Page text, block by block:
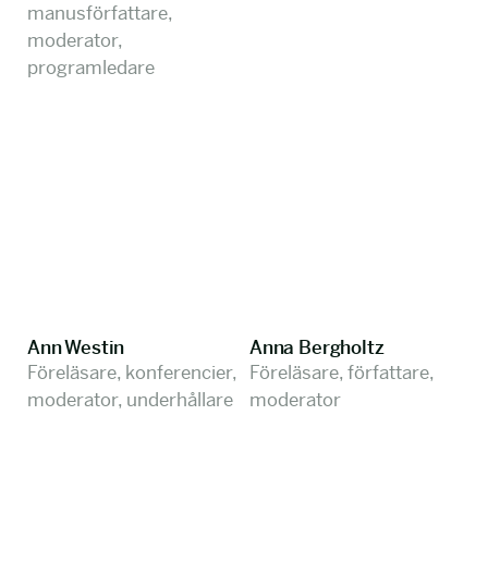
manusförfattare,
moderator,
programledare
Ann Westin
Föreläsare, konferencier,
moderator, underhållare
Anna Bergholtz
Föreläsare, författare,
moderator